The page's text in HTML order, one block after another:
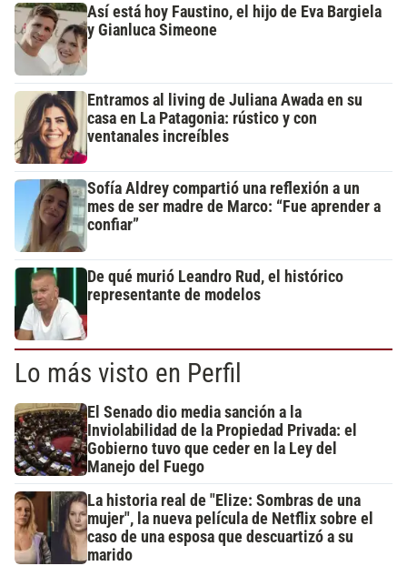
Así está hoy Faustino, el hijo de Eva Bargiela
y Gianluca Simeone
Entramos al living de Juliana Awada en su
casa en La Patagonia: rústico y con
ventanales increíbles
Sofía Aldrey compartió una reflexión a un
mes de ser madre de Marco: “Fue aprender a
confiar”
De qué murió Leandro Rud, el histórico
representante de modelos
Lo más visto en Perfil
El Senado dio media sanción a la
Inviolabilidad de la Propiedad Privada: el
Gobierno tuvo que ceder en la Ley del
Manejo del Fuego
La historia real de "Elize: Sombras de una
mujer", la nueva película de Netflix sobre el
caso de una esposa que descuartizó a su
marido